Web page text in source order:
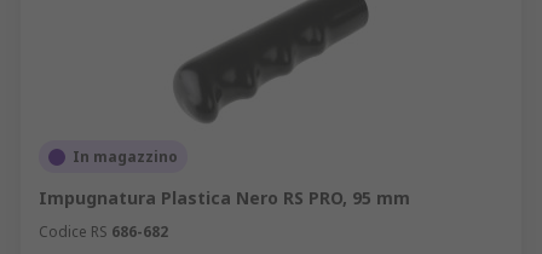
In magazzino
Impugnatura Plastica Nero RS PRO, 95 mm
Codice RS 686-682